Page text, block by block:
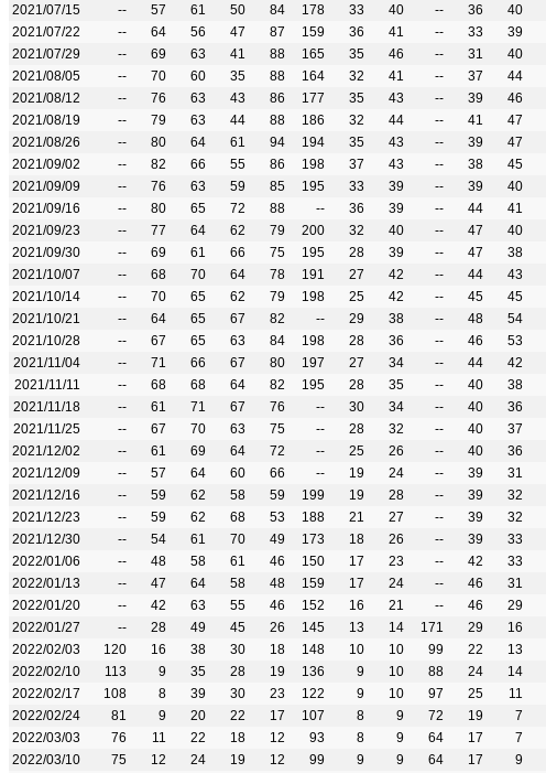
2021/07/15
-- 57 61 50 84 178 33 40 -- 36 40
2021/07/22
-- 64 56 47 87 159 36 41 -- 33 39
2021/07/29
-- 69 63 41 88 165 35 46 -- 31 40
2021/08/05
-- 70 60 35 88 164 32 41 -- 37 44
2021/08/12
-- 76 63 43 86 177 35 43 -- 39 46
2021/08/19
-- 79 63 44 88 186 32 44 -- 41 47
2021/08/26
-- 80 64 61 94 194 35 43 -- 39 47
2021/09/02
-- 82 66 55 86 198 37 43 -- 38 45
2021/09/09
-- 76 63 59 85 195 33 39 -- 39 40
2021/09/16
-- 80 65 72 88 -- 36 39 -- 44 41
2021/09/23
-- 77 64 62 79 200 32 40 -- 47 40
2021/09/30
-- 69 61 66 75 195 28 39 -- 47 38
2021/10/07
-- 68 70 64 78 191 27 42 -- 44 43
2021/10/14
-- 70 65 62 79 198 25 42 -- 45 45
2021/10/21
-- 64 65 67 82 -- 29 38 -- 48 54
2021/10/28
-- 67 65 63 84 198 28 36 -- 46 53
2021/11/04
-- 71 66 67 80 197 27 34 -- 44 42
2021/11/11
-- 68 68 64 82 195 28 35 -- 40 38
2021/11/18
-- 61 71 67 76 -- 30 34 -- 40 36
2021/11/25
-- 67 70 63 75 -- 28 32 -- 40 37
2021/12/02
-- 61 69 64 72 -- 25 26 -- 40 36
2021/12/09
-- 57 64 60 66 -- 19 24 -- 39 31
2021/12/16
-- 59 62 58 59 199 19 28 -- 39 32
2021/12/23
-- 59 62 68 53 188 21 27 -- 39 32
2021/12/30
-- 54 61 70 49 173 18 26 -- 39 33
2022/01/06
-- 48 58 61 46 150 17 23 -- 42 33
2022/01/13
-- 47 64 58 48 159 17 24 -- 46 31
2022/01/20
-- 42 63 55 46 152 16 21 -- 46 29
2022/01/27
-- 28 49 45 26 145 13 14 171 29 16
2022/02/03
120 16 38 30 18 148 10 10 99 22 13
2022/02/10
113 9 35 28 19 136 9 10 88 24 14
2022/02/17
108 8 39 30 23 122 9 10 97 25 11
2022/02/24
81 9 20 22 17 107 8 9 72 19 7
2022/03/03
76 11 22 18 12 93 8 9 64 17 7
2022/03/10
75 12 24 19 12 99 9 9 64 17 9